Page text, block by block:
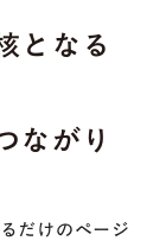
となる
ながり
だけのページ